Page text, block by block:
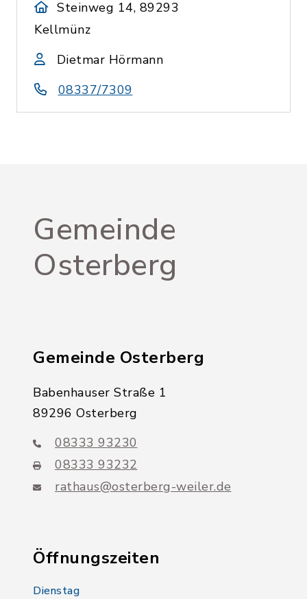
Steinweg 14, 89293
Kellmünz
Dietmar Hörmann
08337/7309
Gemeinde
Osterberg
Gemeinde Osterberg
Babenhauser Straße 1
89296 Osterberg
08333 93230
08333 93232
rathaus@osterberg-weiler.de
Öffnungszeiten
Dienstag